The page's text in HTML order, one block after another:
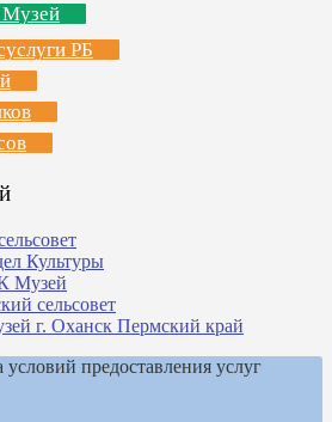
Музей
РБ
Культуры
Музей
сельсовет
г. Оханск Пермский край
условий предоставления услуг